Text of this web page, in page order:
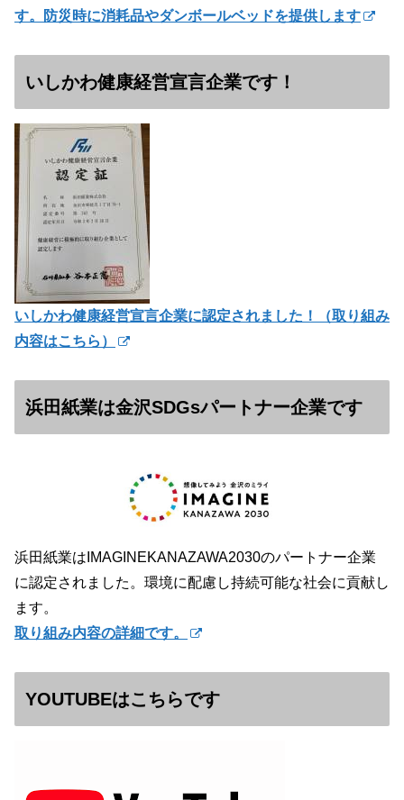
す。防災時に消耗品やダンボールベッドを提供します
いしかわ健康経営宣言企業です！
いしかわ健康経営宣言企業に認定されました！（取り組み
内容はこちら）
浜田紙業は金沢SDGsパートナー企業です
浜田紙業はIMAGINEKANAZAWA2030のパートナー企業
に認定されました。環境に配慮し持続可能な社会に貢献し
ます。
取り組み内容の詳細です。
YOUTUBEはこちらです